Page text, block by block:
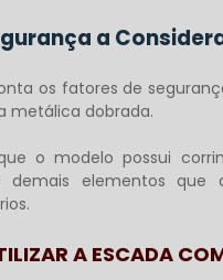
a
os fatores de
metálica dobrada.
o modelo possui
demais elementos que
A ESCADA